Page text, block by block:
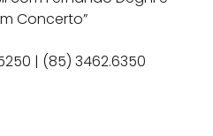
Concerto”
| (85) 3462.6350